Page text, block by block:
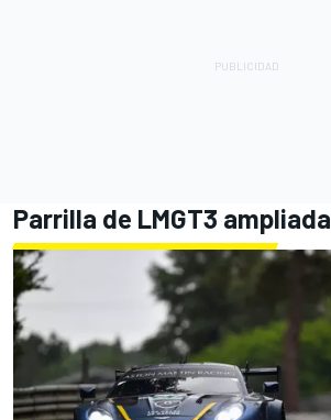
Parrilla de LMGT3 ampliada